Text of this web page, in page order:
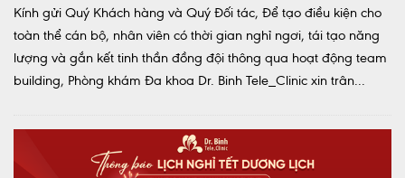
Kính gửi Quý Khách hàng và Quý Đối tác, Để tạo điều kiện cho
toàn thể cán bộ, nhân viên có thời gian nghỉ ngơi, tái tạo năng
lượng và gắn kết tinh thần đồng đội thông qua hoạt động team
building, Phòng khám Đa khoa Dr. Binh Tele_Clinic xin trân...